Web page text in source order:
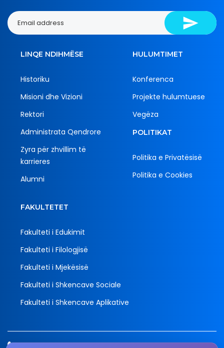
LINQE NDIHMËSE
Historiku
Misioni dhe Vizioni
Rektori
Administrata Qendrore
Zyra për zhvillim të
karrieres
Alumni
HULUMTIMET
Konferenca
Projekte hulumtuese
Vegëza
POLITIKAT
Politika e Privatësisë
Politika e Cookies
FAKULTETET
Fakulteti i Edukimit
Fakulteti i Filologjisë
Fakulteti i Mjekësisë
Fakulteti i Shkencave Sociale
Fakulteti i Shkencave Aplikative